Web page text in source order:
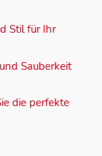
Stil für Ihr
Sauberkeit
die perfekte